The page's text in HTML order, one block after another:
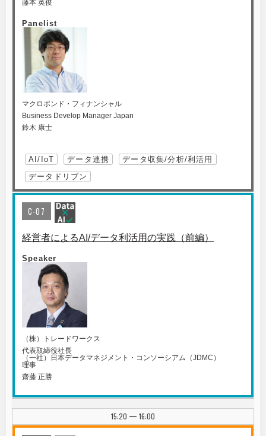
藤本 英俊
Panelist
マクロボンド・フィナンシャル
Business Develop Manager Japan
鈴木 康士
AI/IoT データ連携
データ収集/分析/利活用
データドリブン
C-07
経営者によるAI/データ利活用の実践（前編）
Speaker
（株）トレードワークス
代表取締役社長
（一社）日本データマネジメント・コンソーシアム（JDMC）
理事
齋藤 正勝
15:20 | 16:00